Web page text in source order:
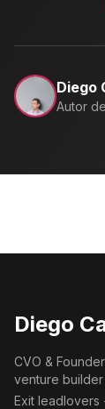
Diego
Autor
Diego
CVO &
venture builder
Exit leadlovers